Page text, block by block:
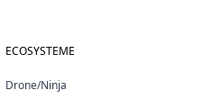
ECOSYSTEME
Drone/Ninja